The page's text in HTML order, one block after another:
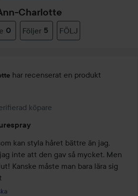
Charlotte
0 Följer 5 FÖLJ
har recenserat en produkt
1 månad
köpare
kan styla håret bättre än jag,
inte att den gav så mycket. Men
Kanske måste man bara lära sig